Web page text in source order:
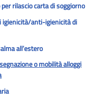
rilascio carta di soggiorno
igienicità/anti-igienicità di
all’estero
o mobilità alloggi